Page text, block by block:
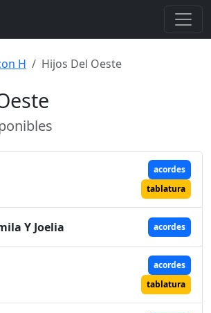
H Hijos Del Oeste
acordes
tablatura
Y Joelia acordes
acordes
tablatura